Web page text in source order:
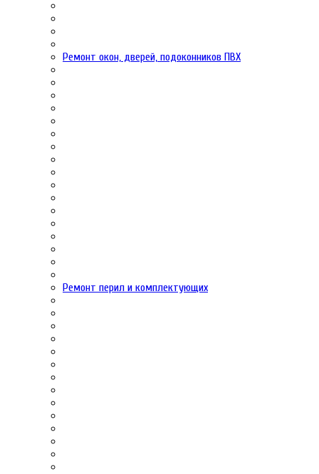
Ремонт окон, дверей, подоконников ПВХ
Ремонт перил и комплектующих